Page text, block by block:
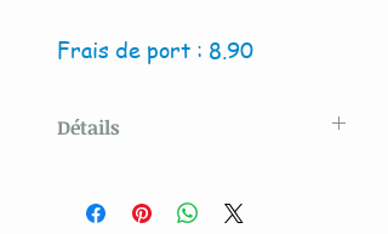
Frais de port : 8.90
Détails
Couture By Titia